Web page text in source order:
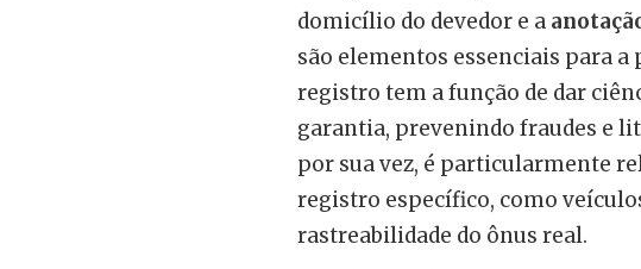
domicílio do devedor e a
são elementos essenciais para a
registro tem a função de dar
garantia, prevenindo fraudes e
por sua vez, é particularmente
registro específico, como
rastreabilidade do ônus real.